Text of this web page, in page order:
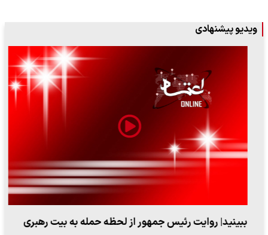
ویدیو پیشنهادی
ببینید| روایت رئیس جمهور از لحظه حمله به بیت رهبری